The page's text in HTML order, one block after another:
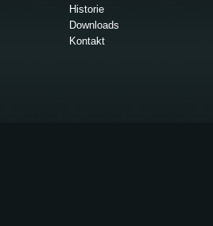
His­to­rie
Down­loads
Kon­takt